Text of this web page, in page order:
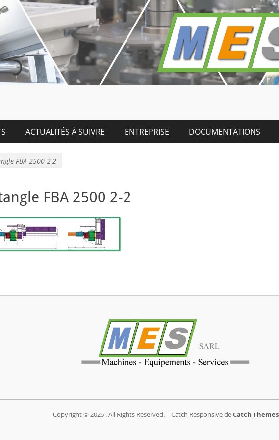
ACTUALITÉS À SUIVRE ENTREPRISE DOCUMENTATIONS
FBA 2500 2-2
FBA 2500 2-2
Copyright © 2026 . All Rights Reserved. | Catch Responsive deCatch Themes